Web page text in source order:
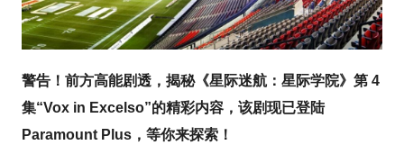
警告！前方高能剧透，揭秘《星际迷航：星际学院》第 4
集“Vox in Excelso”的精彩内容，该剧现已登陆
Paramount Plus，等你来探索！